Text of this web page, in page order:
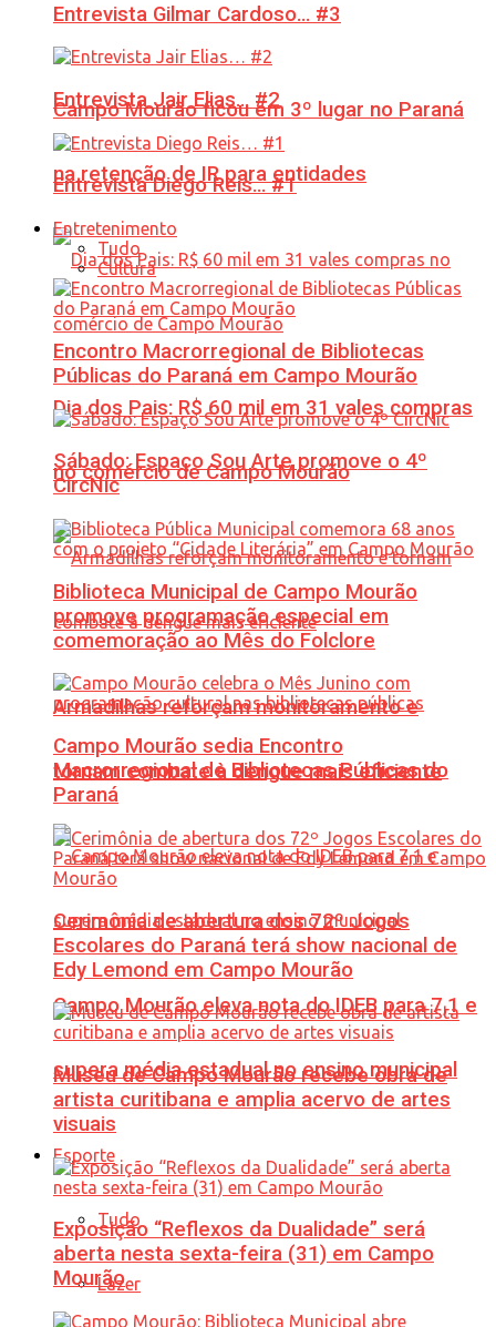
Campo Mourão ficou em 3º lugar no Paraná
na retenção de IR para entidades
Dia dos Pais: R$ 60 mil em 31 vales compras
no comércio de Campo Mourão
Armadilhas reforçam monitoramento e
tornam combate à dengue mais eficiente
Campo Mourão eleva nota do IDEB para 7,1 e
supera média estadual no ensino municipal
Esporte
Tudo
Lazer
Entrevista Gilmar Cardoso… #3
Entrevista Jair Elias… #2
Entrevista Diego Reis… #1
Entretenimento
Tudo
Cultura
Encontro Macrorregional de Bibliotecas
Públicas do Paraná em Campo Mourão
Sábado: Espaço Sou Arte promove o 4º
CircNic
Biblioteca Municipal de Campo Mourão
promove programação especial em
comemoração ao Mês do Folclore
Campo Mourão sedia Encontro
Macrorregional de Bibliotecas Públicas do
Paraná
Cerimônia de abertura dos 72º Jogos
Escolares do Paraná terá show nacional de
Edy Lemond em Campo Mourão
Museu de Campo Mourão recebe obra de
artista curitibana e amplia acervo de artes
visuais
Exposição “Reflexos da Dualidade” será
aberta nesta sexta-feira (31) em Campo
Mourão